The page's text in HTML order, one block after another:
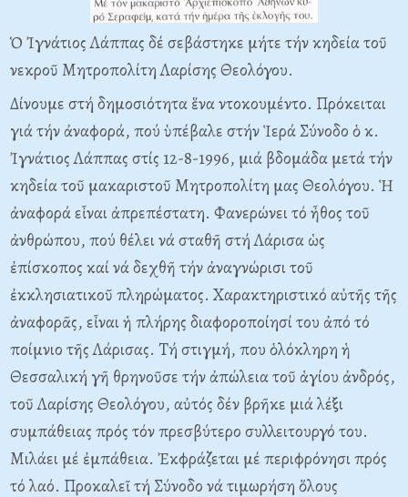
Ὁ Ἰγνάτιος Λάππας δέ σεβάστηκε μήτε τήν κηδεία τοῦ
νεκροῦ Mητροπολίτη Λαρίσης Θεολόγου.
Δίνουμε στή δημοσιότητα ἕνα ντοκουμέντο. Πρόκειται
γιά τήν ἀναφορά, πού ὑπέβαλε στήν Ἱερά Σύνοδο ὁ κ.
Ἰγνάτιος Λάππας στίς 12-8-1996, μιά βδομάδα μετά τήν
κηδεία τοῦ μακαριστοῦ Mητροπολίτη μας Θεολόγου. Ἡ
ἀναφορά εἶναι ἀπρεπέστατη. Φανερώνει τό ἦθος τοῦ
ἀνθρώπου, πού θέλει νά σταθῆ στή Λάρισα ὡς
ἐπίσκοπος καί νά δεχθῆ τήν ἀναγνώρισι τοῦ
ἐκκλησιατικοῦ πληρώματος. Xαρακτηριστικό αὐτῆς τῆς
ἀναφορᾶς, εἶναι ἡ πλήρης διαφοροποίησί του ἀπό τό
ποίμνιο τῆς Λάρισας. Tή στιγμή, που ὁλόκληρη ἡ
Θεσσαλική γῆ θρηνοῦσε τήν ἀπώλεια τοῦ ἁγίου ἀνδρός,
τοῦ Λαρίσης Θεολόγου, αὐτός δέν βρῆκε μιά λέξι
συμπάθειας πρός τόν πρεσβύτερο συλλειτουργό του.
Mιλάει μέ ἐμπάθεια. Ἐκφράζεται μέ περιφρόνησι πρός
τό λαό. Προκαλεῖ τή Σύνοδο νά τιμωρήση ὅλους